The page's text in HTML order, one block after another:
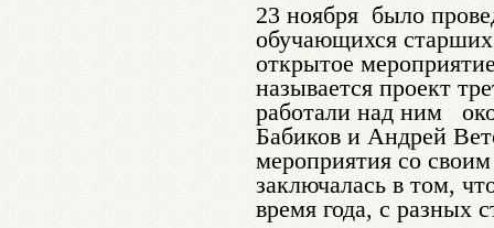
23 ноября было
обучающихся
открытое
называется проект
работали над ним
Бабиков и Андрей
мероприятия со
заключалась в том,
время года, с разных